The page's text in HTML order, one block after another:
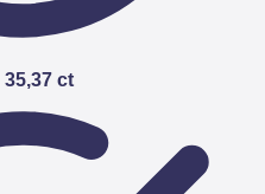
35,37 ct